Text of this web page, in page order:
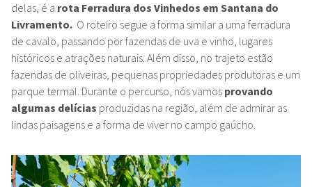
delas, é a rota Ferradura dos Vinhedos em Santana do
Livramento. O roteiro segue a forma similar a uma ferradura
de cavalo, passando por fazendas de uva e vinho, lugares
históricos e atrações naturais. Além disso, no trajeto estão
fazendas de oliveiras, pequenas propriedades produtoras e um
parque termal. Durante o percurso, nós vamos provando
algumas delícias produzidas na região, além de admirar as
lindas paisagens e a forma de viver no campo gaúcho.